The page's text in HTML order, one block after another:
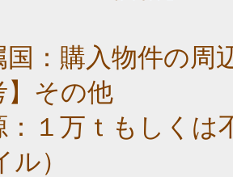
国：購入物件の周
】その他
：１万ｔもしくは
ル）